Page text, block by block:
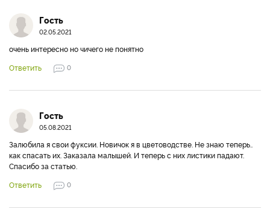
Гость
02.05.2021
очень интересно но чичего не понятно
Ответить
0
Гость
05.08.2021
Залюбила я свои фуксии. Новичок я в цветоводстве. Не знаю теперь..
как спасать их. Заказала малышей. И теперь с них листики падают.
Спасибо за статью.
Ответить
0